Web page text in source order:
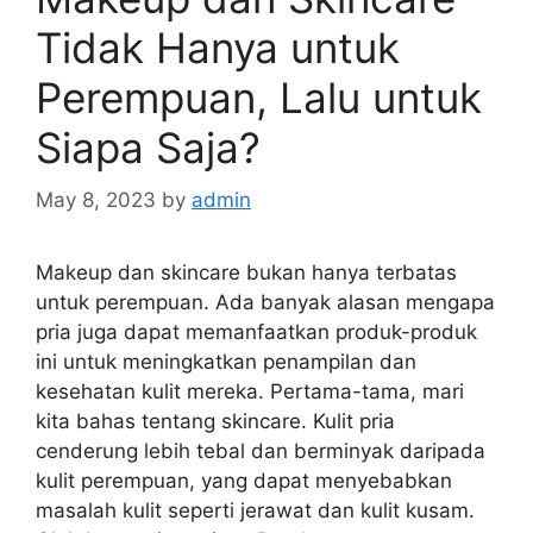
Tidak Hanya untuk
Perempuan, Lalu untuk
Siapa Saja?
May 8, 2023 by admin
Makeup dan skincare bukan hanya terbatas
untuk perempuan. Ada banyak alasan mengapa
pria juga dapat memanfaatkan produk-produk
ini untuk meningkatkan penampilan dan
kesehatan kulit mereka. Pertama-tama, mari
kita bahas tentang skincare. Kulit pria
cenderung lebih tebal dan berminyak daripada
kulit perempuan, yang dapat menyebabkan
masalah kulit seperti jerawat dan kulit kusam.